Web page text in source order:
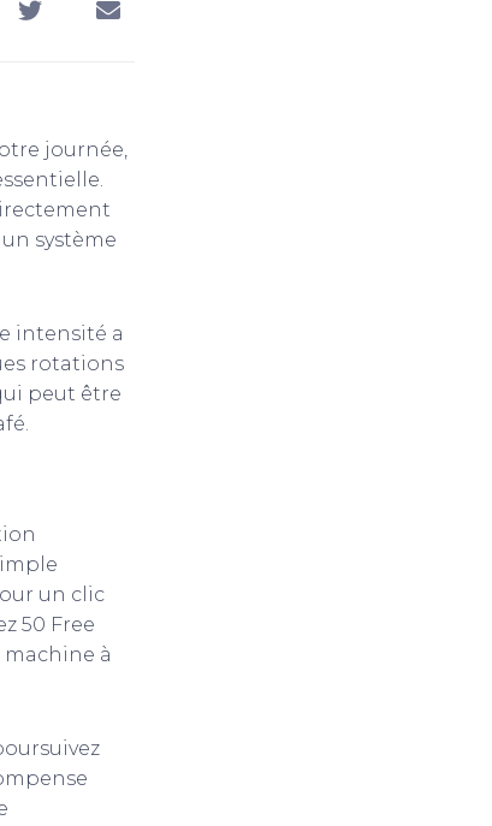
journée,
système
intensité a
rotations
peut être
un clic
50 Free
machine à